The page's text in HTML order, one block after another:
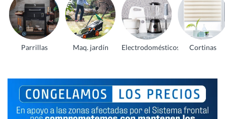
Parrillas Maq. jardín Electrodomésticos Cortinas